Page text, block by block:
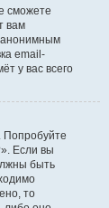
сможете
вам
анонимным
email-
у вас всего
Попробуйте
Если вы
быть
то